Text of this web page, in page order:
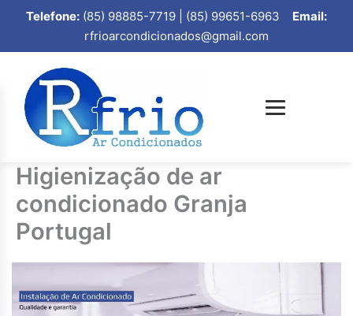
Telefone: (85) 98885-7719 | (85) 99651-6963 Email:
rfrioarcondicionados@gmail.com
Higienização de ar
condicionado Granja
Portugal